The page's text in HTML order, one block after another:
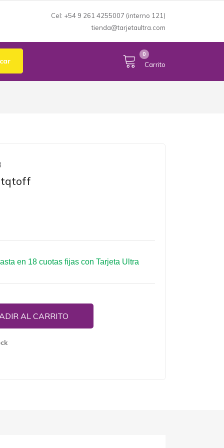
Cel: +54 9 261 4255007 (interno 121)
tienda@tarjetaultra.com
Carrito
0
en 18 cuotas fijas con Tarjeta Ultra
AL CARRITO